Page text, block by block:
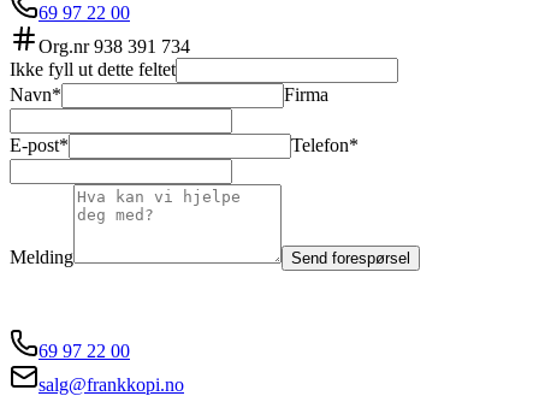
69 97 22 00
Org.nr938 391 734
Ikke fyll ut dette feltet
Navn*
Firma
E-post* Telefon*
Melding Send forespørsel
69 97 22 00
salg@frankkopi.no